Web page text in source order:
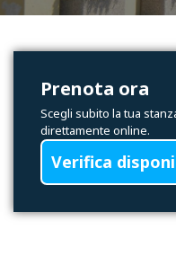
Prenota ora
Scegli subito la tua
direttamente online.
Verifica